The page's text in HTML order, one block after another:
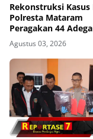
Rekonstruksi Kasus
Polresta Mataram
Peragakan 44
Kos Gomong
Agustus 03, 2026